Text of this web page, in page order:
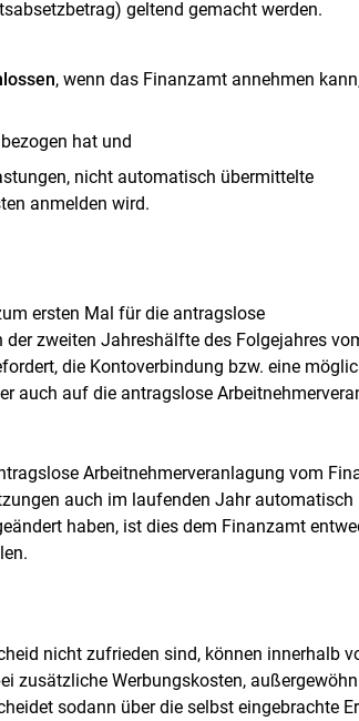
geltend gemacht werden.
, wenn das Finanzamt annehmen
hat und
nicht automatisch übermittelte
anmelden wird.
ersten Mal für die antragslose
zweiten Jahreshälfte des Folgejahres
die Kontoverbindung bzw. eine
auch auf die antragslose
Arbeitnehmerveranlagung vom
auch im laufenden Jahr automatisch
haben, ist dies dem Finanzamt
nicht zufrieden sind, können innerhalb
zusätzliche Werbungskosten,
sodann über die selbst eingebrachte